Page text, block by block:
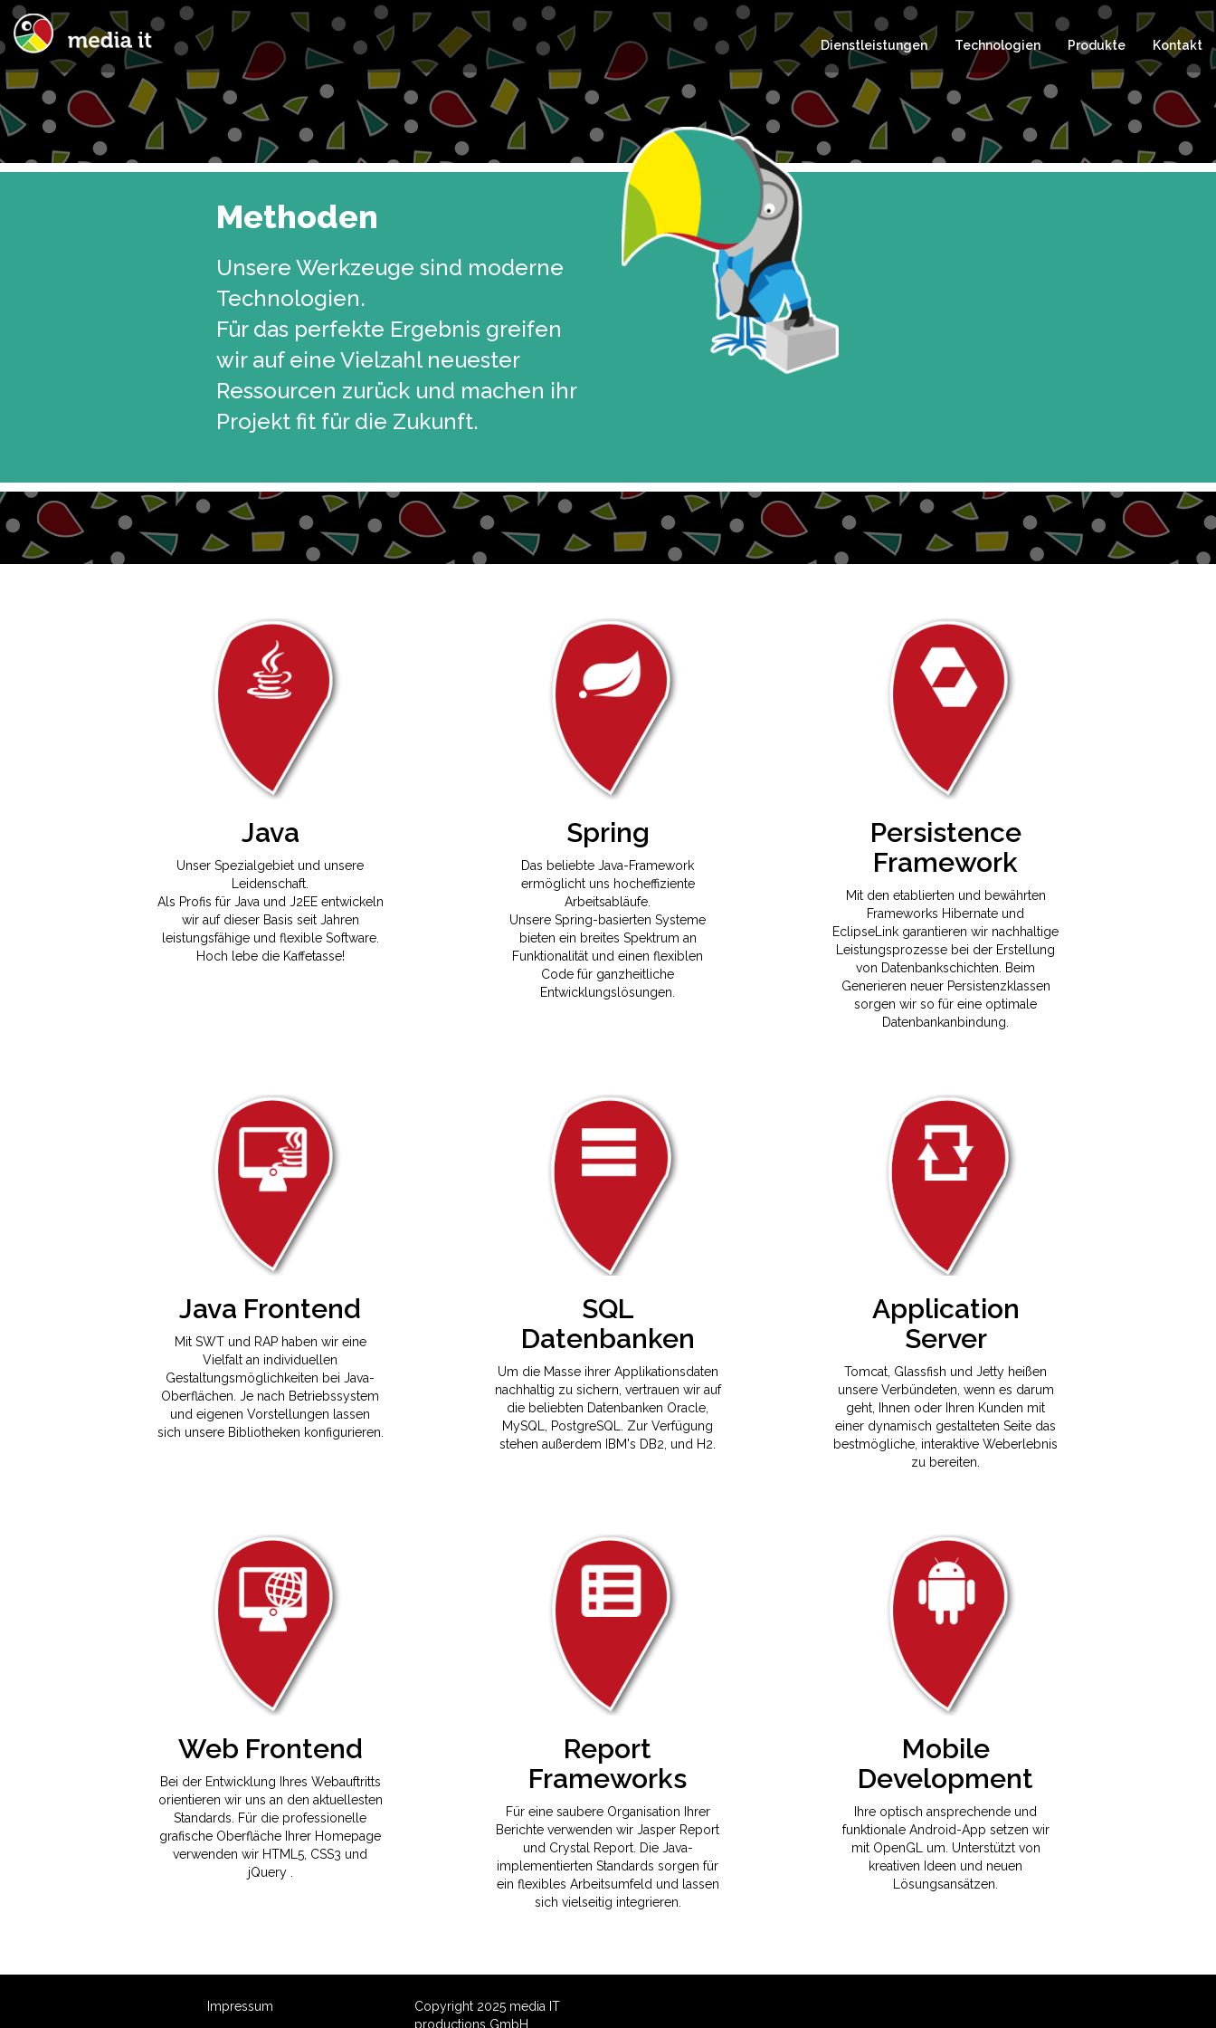
Dienstleistungen Technologien Produkte Kontakt
Methoden
Unsere Werkzeuge sind moderne
Technologien.
Für das perfekte Ergebnis greifen
wir auf eine Vielzahl neuester
Ressourcen zurück und machen ihr
Projekt fit für die Zukunft.
Java
Unser Spezialgebiet und unsere
Leidenschaft.
Als Profis für Java und J2EE entwickeln
wir auf dieser Basis seit Jahren
leistungsfähige und flexible Software.
Hoch lebe die Kaffetasse!
Spring
Das beliebte Java-Framework
ermöglicht uns hocheffiziente
Arbeitsabläufe.
Unsere Spring-basierten Systeme
bieten ein breites Spektrum an
Funktionalität und einen flexiblen
Code für ganzheitliche
Entwicklungslösungen.
Persistence
Framework
Mit den etablierten und bewährten
Frameworks Hibernate und
EclipseLink garantieren wir nachhaltige
Leistungsprozesse bei der Erstellung
von Datenbankschichten. Beim
Generieren neuer Persistenzklassen
sorgen wir so für eine optimale
Datenbankanbindung.
Java Frontend
Mit SWT und RAP haben wir eine
Vielfalt an individuellen
Gestaltungsmöglichkeiten bei Java-
Oberflächen. Je nach Betriebssystem
und eigenen Vorstellungen lassen
sich unsere Bibliotheken konfigurieren.
SQL
Datenbanken
Um die Masse ihrer Applikationsdaten
nachhaltig zu sichern, vertrauen wir auf
die beliebten Datenbanken Oracle,
MySQL, PostgreSQL. Zur Verfügung
stehen außerdem IBM's DB2, und H2.
Application
Server
Tomcat, Glassfish und Jetty heißen
unsere Verbündeten, wenn es darum
geht, Ihnen oder Ihren Kunden mit
einer dynamisch gestalteten Seite das
bestmögliche, interaktive Weberlebnis
zu bereiten.
Web Frontend
Bei der Entwicklung Ihres Webauftritts
orientieren wir uns an den aktuellesten
Standards. Für die professionelle
grafische Oberfläche Ihrer Homepage
verwenden wir HTML5, CSS3 und
jQuery .
Report
Frameworks
Für eine saubere Organisation Ihrer
Berichte verwenden wir Jasper Report
und Crystal Report. Die Java-
implementierten Standards sorgen für
ein flexibles Arbeitsumfeld und lassen
sich vielseitig integrieren.
Mobile
Development
Ihre optisch ansprechende und
funktionale Android-App setzen wir
mit OpenGL um. Unterstützt von
kreativen Ideen und neuen
Lösungsansätzen.
Impressum
Copyright 2025 media IT
productions GmbH